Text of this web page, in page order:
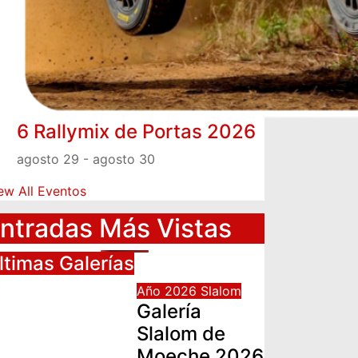
6 Rallymix de Portas 2026
agosto 29 - agosto 30
All Eventos
Más Vistas
Galerías
Año 2026 Slalom
Galería
Slalom de